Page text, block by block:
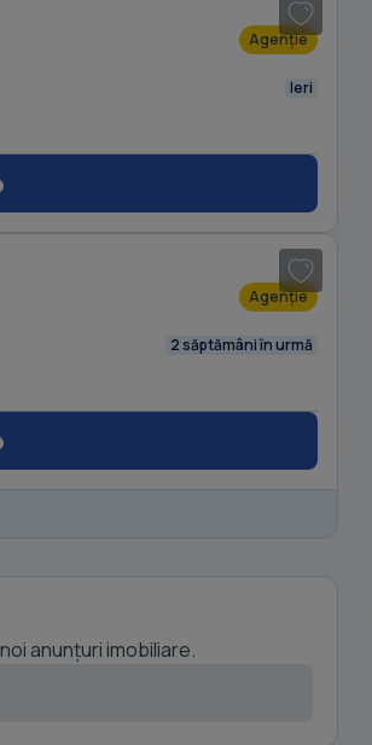
Agenție
Ieri
Agenție
2 săptămâni în urmă
anunțuri imobiliare.